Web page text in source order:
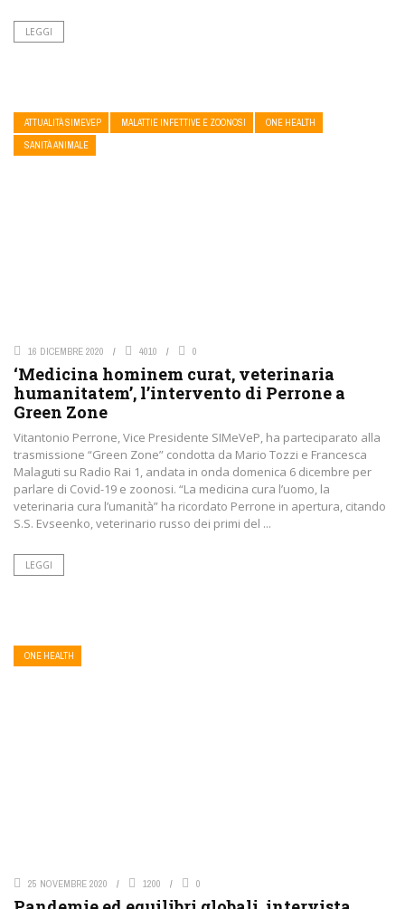
LEGGI
ATTUALITÀ SIMEVEP MALATTIE INFETTIVE E ZOONOSI
ONE HEALTH
SANITÀ ANIMALE
16 DICEMBRE 2020 4010 0
‘Medicina hominem curat, veterinaria
humanitatem’, l’intervento di Perrone a
Green Zone
Vitantonio Perrone, Vice Presidente SIMeVeP, ha parteciparato alla
trasmissione “Green Zone” condotta da Mario Tozzi e Francesca
Malaguti su Radio Rai 1, andata in onda domenica 6 dicembre per
parlare di Covid-19 e zoonosi. “La medicina cura l’uomo, la
veterinaria cura l’umanità” ha ricordato Perrone in apertura, citando
S.S. Evseenko, veterinario russo dei primi del ...
LEGGI
ONE HEALTH
25 NOVEMBRE 2020 1200 0